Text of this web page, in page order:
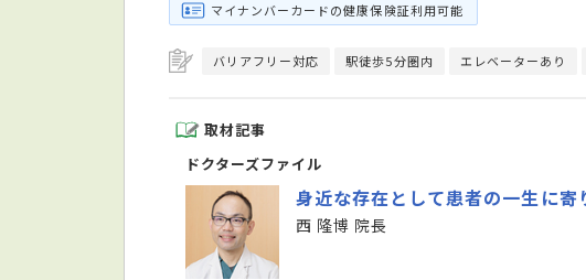
マイナンバーカードの健康保険証利用可能
バリアフリー対応 駅徒歩5分圏内 エレベーターあり
取材記事
ドクターズファイル
身近な存在として患者の一生に寄
西 隆博 院長